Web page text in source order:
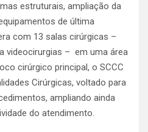
estruturais, ampliação da
de última
com 13 salas cirúrgicas –
videocirurgias – em uma área
cirúrgico principal, o SCCC
Cirúrgicas, voltado para
ampliando ainda
do atendimento.